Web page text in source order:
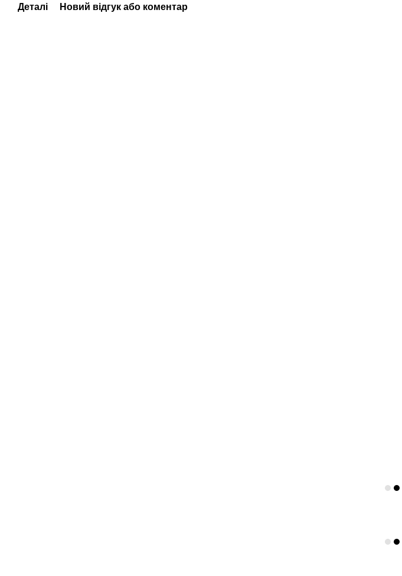
Деталі Новий відгук або коментар